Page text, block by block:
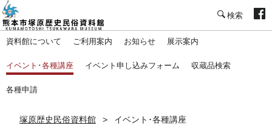
資料館について ご利用案内 お知らせ 展示案内
イベント･各種講座 イベント申し込みフォーム 収蔵品検索
各種申請
塚原歴史民俗資料館 イベント･各種講座